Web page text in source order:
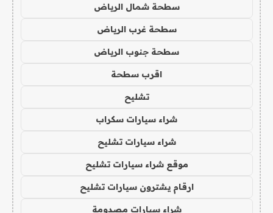
سطحة شمال الرياض
سطحة غرب الرياض
سطحة جنوب الرياض
اقرب سطحة
تشليح
شراء سيارات سكراب
شراء سيارات تشليح
موقع شراء سيارات تشليح
ارقام يشترون سيارات تشليح
شراء سيارات مصدومة